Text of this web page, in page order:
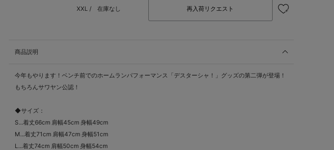
XXL / 在庫なし 再入荷リクエスト
商品説明
今年もやります！ベンチ前でのホームランパフォーマンス「デスターシャ！」グッズの第二弾が登場！
もちろんサワヤン公認！
◆サイズ：
S...着丈66cm 肩幅45cm 身幅49cm
M...着丈71cm 肩幅47cm 身幅51cm
L...着丈74cm 肩幅50cm 身幅54cm